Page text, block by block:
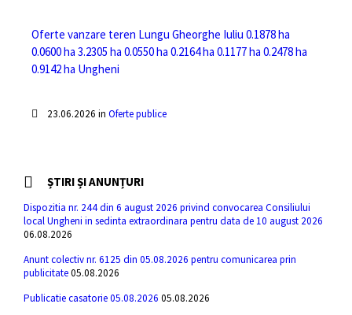
Oferte vanzare teren Lungu Gheorghe Iuliu 0.1878 ha
0.0600 ha 3.2305 ha 0.0550 ha 0.2164 ha 0.1177 ha 0.2478 ha
0.9142 ha Ungheni
23.06.2026 in Oferte publice
ȘTIRI ȘI ANUNȚURI
Dispozitia nr. 244 din 6 august 2026 privind convocarea Consiliului
local Ungheni in sedinta extraordinara pentru data de 10 august 2026
06.08.2026
Anunt colectiv nr. 6125 din 05.08.2026 pentru comunicarea prin
publicitate05.08.2026
Publicatie casatorie 05.08.2026 05.08.2026